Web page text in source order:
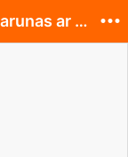
Mūzikas progr jauniešiem un Sarunas ar mācītājiem